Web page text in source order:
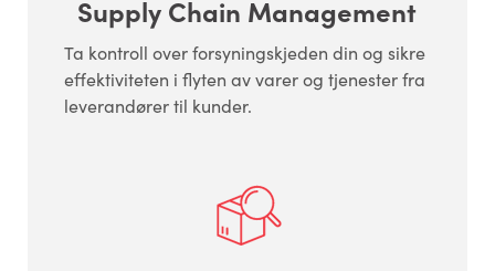
Supply Chain Management
Ta kontroll over forsyningskjeden din og sikre
effektiviteten i flyten av varer og tjenester fra
leverandører til kunder.